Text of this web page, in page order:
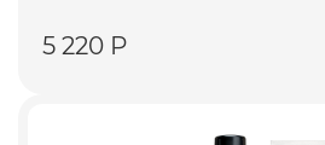
5 220 Р